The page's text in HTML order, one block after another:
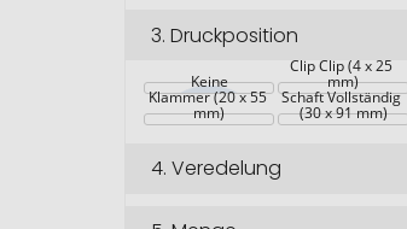
3.Druckposition
Keine
Clip Clip (4 x 25
mm)
Schaft Hintere
Klammer (20 x 55
mm)
Schaft Vollständig
(30 x 91 mm)
4.Veredelung